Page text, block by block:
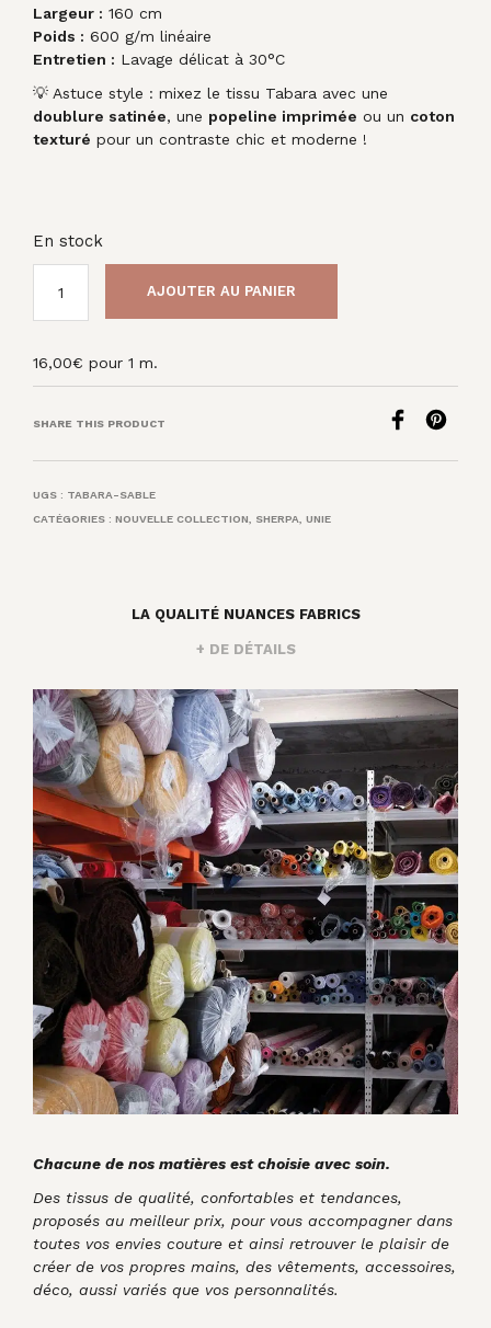
Largeur : 160 cm
Poids : 600 g/m linéaire
Entretien : Lavage délicat à 30°C
💡 Astuce style : mixez le tissu Tabara avec une
doublure satinée, une popeline imprimée ou un coton
texturé pour un contraste chic et moderne !
En stock
AJOUTER AU PANIER
16,00€ pour 1 m.
SHARE THIS PRODUCT
UGS : TABARA-SABLE
CATÉGORIES : NOUVELLE COLLECTION SHERPA UNIE
LA QUALITÉ NUANCES FABRICS
+ DE DÉTAILS
Chacune de nos matières est choisie avec soin.
Des tissus de qualité, confortables et tendances,
proposés au meilleur prix, pour vous accompagner dans
toutes vos envies couture et ainsi retrouver le plaisir de
créer de vos propres mains, des vêtements, accessoires,
déco, aussi variés que vos personnalités.